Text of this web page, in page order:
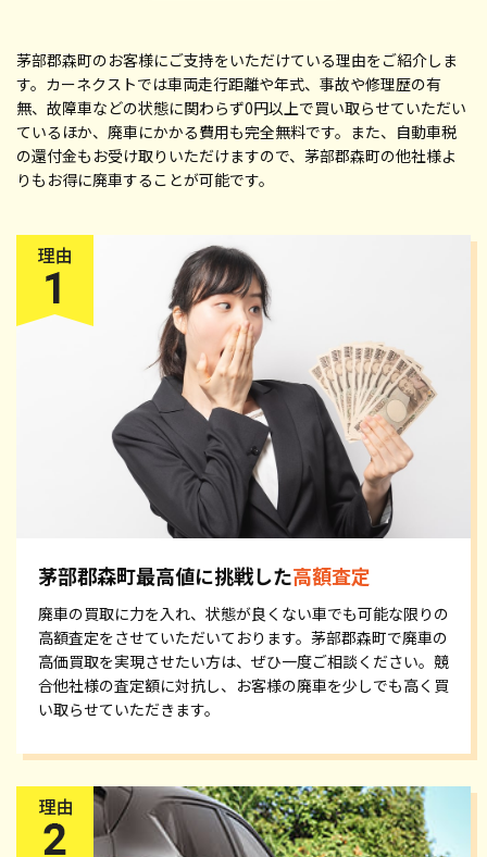
茅部郡森町のお客様にご支持をいただけている理由をご紹介しま
す。カーネクストでは車両走行距離や年式、事故や修理歴の有
無、故障車などの状態に関わらず0円以上で買い取らせていただい
ているほか、廃車にかかる費用も完全無料です。また、自動車税
の還付金もお受け取りいただけますので、茅部郡森町の他社様よ
りもお得に廃車することが可能です。
茅部郡森町最高値に挑戦した高額査定
廃車の買取に力を入れ、状態が良くない車でも可能な限りの
高額査定をさせていただいております。茅部郡森町で廃車の
高価買取を実現させたい方は、ぜひ一度ご相談ください。競
合他社様の査定額に対抗し、お客様の廃車を少しでも高く買
い取らせていただきます。